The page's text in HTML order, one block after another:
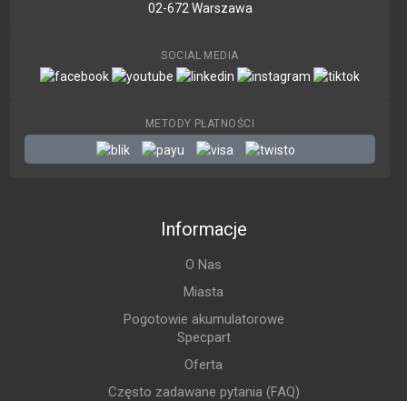
02-672 Warszawa
SOCIAL MEDIA
METODY PŁATNOŚCI
Informacje
O Nas
Miasta
Pogotowie akumulatorowe
Specpart
Oferta
Często zadawane pytania (FAQ)